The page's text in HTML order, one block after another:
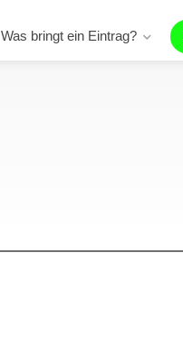
Was bringt ein Eintrag?